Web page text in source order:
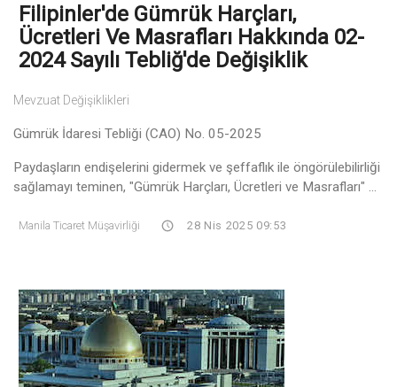
Filipinler'de Gümrük Harçları,
Ücretleri Ve Masrafları Hakkında 02-
2024 Sayılı Tebliğ'de Değişiklik
Mevzuat Değişiklikleri
Gümrük İdaresi Tebliği (CAO) No. 05-2025
Paydaşların endişelerini gidermek ve şeffaflık ile öngörülebilirliği
sağlamayı teminen, "Gümrük Harçları, Ücretleri ve Masrafları" ...
Manila Ticaret Müşavirliği 28 Nis 2025 09:53